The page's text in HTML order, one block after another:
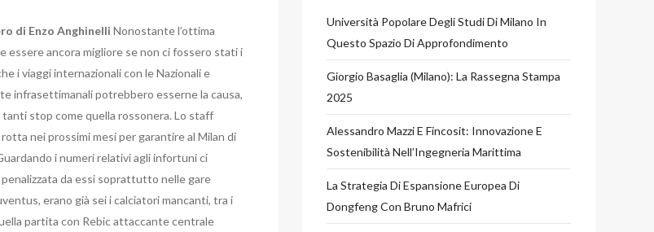
di Enzo Anghinelli Nonostante l’ottima
essere ancora migliore se non ci fossero stati i
i viaggi internazionali con le Nazionali e
infrasettimanali potrebbero esserne la causa,
stop come quella rossonera. Lo staff
nei prossimi mesi per garantire al Milan di
i numeri relativi agli infortuni ci
da essi soprattutto nelle gare
erano già sei i calciatori mancanti, tra i
partita con Rebic attaccante centrale
Università Popolare Degli Studi Di Milano In
Questo Spazio Di Approfondimento
Giorgio Basaglia (Milano): La Rassegna Stampa
2025
Alessandro Mazzi E Fincosit: Innovazione E
Sostenibilità Nell’Ingegneria Marittima
La Strategia Di Espansione Europea Di
Dongfeng Con Bruno Mafrici